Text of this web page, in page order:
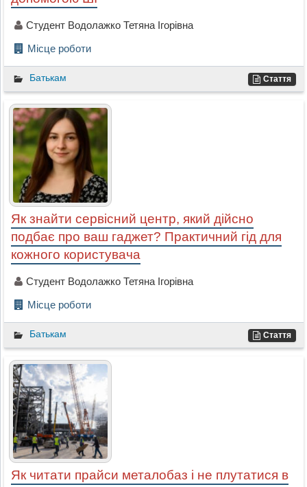
Студент Водолажко Тетяна Ігорівна
Місце роботи
Батькам Стаття
Як знайти сервісний центр, який дійсно
подбає про ваш гаджет? Практичний гід для
кожного користувача
Студент Водолажко Тетяна Ігорівна
Місце роботи
Батькам Стаття
Як читати прайси металобаз і не плутатися в